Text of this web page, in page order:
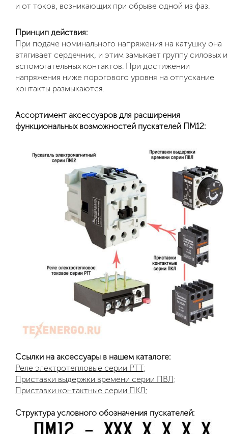
и от токов, возникающих при обрыве одной из фаз.
Принцип действия:
При подаче номинального напряжения на катушку она
втягивает сердечник, и этим замыкает группу силовых и
вспомогательных контактов. При достижении
напряжения ниже порогового уровня на отпускание
контакты размыкаются.
Ассортимент аксессуаров для расширения
функциональных возможностей пускателей ПМ12:
Ссылки на аксессуары в нашем каталоге:
Реле электротепловые серии РТТ;
Приставки выдержки времени серии ПВЛ;
Приставки контактные серии ПКЛ;
Структура условного обозначения пускателей: